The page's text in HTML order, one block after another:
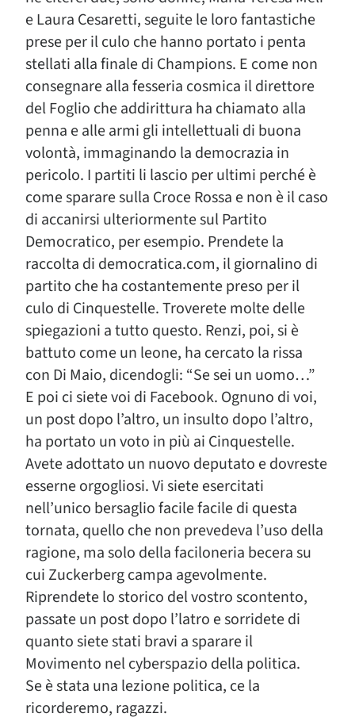
e Laura Cesaretti, seguite le loro fantastiche
prese per il culo che hanno portato i penta
stellati alla finale di Champions. E come non
consegnare alla fesseria cosmica il direttore
del Foglio che addirittura ha chiamato alla
penna e alle armi gli intellettuali di buona
volontà, immaginando la democrazia in
pericolo. I partiti li lascio per ultimi perché è
come sparare sulla Croce Rossa e non è il caso
di accanirsi ulteriormente sul Partito
Democratico, per esempio. Prendete la
raccolta di democratica.com, il giornalino di
partito che ha costantemente preso per il
culo di Cinquestelle. Troverete molte delle
spiegazioni a tutto questo. Renzi, poi, si è
battuto come un leone, ha cercato la rissa
con Di Maio, dicendogli: “Se sei un uomo…”
E poi ci siete voi di Facebook. Ognuno di voi,
un post dopo l’altro, un insulto dopo l’altro,
ha portato un voto in più ai Cinquestelle.
Avete adottato un nuovo deputato e dovreste
esserne orgogliosi. Vi siete esercitati
nell’unico bersaglio facile facile di questa
tornata, quello che non prevedeva l’uso della
ragione, ma solo della faciloneria becera su
cui Zuckerberg campa agevolmente.
Riprendete lo storico del vostro scontento,
passate un post dopo l’latro e sorridete di
quanto siete stati bravi a sparare il
Movimento nel cyberspazio della politica.
Se è stata una lezione politica, ce la
ricorderemo, ragazzi.